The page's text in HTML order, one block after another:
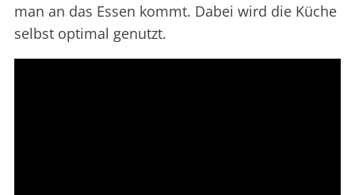
man an das Essen kommt. Dabei wird die Küche
selbst optimal genutzt.